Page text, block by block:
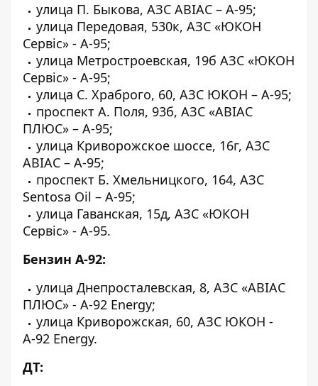
улица П. Быкова, АЗС АВІАС – А-95;
улица Передовая, 530к, АЗС «ЮКОН
Сервіс» - А-95;
улица Метростроевская, 19б АЗС «ЮКОН
Сервіс» - А-95;
улица С. Храброго, 60, АЗС ЮКОН – А-95;
проспект А. Поля, 93б, АЗС «АВІАС
ПЛЮС» – А-95;
улица Криворожское шоссе, 16г, АЗС
АВІАС – А-95;
проспект Б. Хмельницкого, 164, АЗС
Sentosa Oil – А-95;
улица Гаванская, 15д, АЗС «ЮКОН
Сервіс» - А-95.
Бензин А-92:
улица Днепросталевская, 8, АЗС «АВІАС
ПЛЮС» - А-92 Energy;
улица Криворожская, 60, АЗС ЮКОН -
А-92 Energy.
ДТ: